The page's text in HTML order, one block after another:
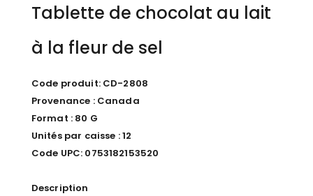
Tablette de chocolat au lait
à la fleur de sel
Code produit: CD-2808
Provenance : Canada
Format : 80 G
Unités par caisse : 12
Code UPC: 0753182153520
Description